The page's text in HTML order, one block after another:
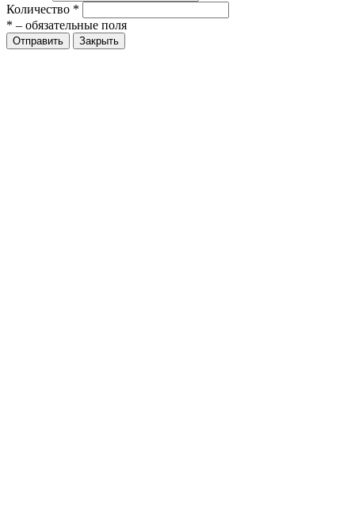
Количество *
* – обязательные поля
Закрыть